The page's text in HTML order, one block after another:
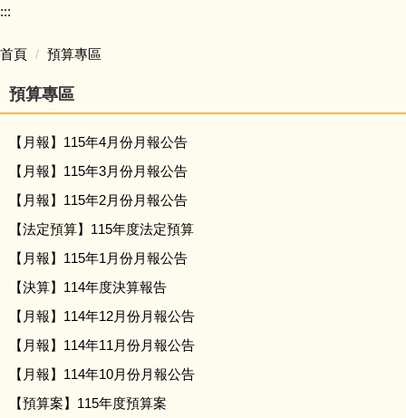
研習資訊
網路資源
會計室
人事室
幼兒園
進修部
總務處
:::
首頁 預算專區
預算專區
【月報】115年4月份月報公告
【月報】115年3月份月報公告
【月報】115年2月份月報公告
【法定預算】115年度法定預算
【月報】115年1月份月報公告
【決算】114年度決算報告
【月報】114年12月份月報公告
【月報】114年11月份月報公告
【月報】114年10月份月報公告
【預算案】115年度預算案